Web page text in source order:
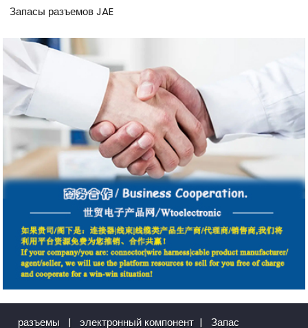
Запасы разъемов JAE
разъемы | электронный компонент | Запас